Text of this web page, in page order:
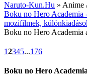
Naruto-Kun.Hu » Anime
Boku no Hero Academia
mozifilmek,
Boku no Hero Academia
12345...176
Boku no Hero